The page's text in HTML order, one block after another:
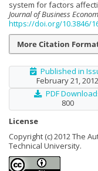
system for factors
Journal of Business
https://doi.org/10.3846/
More Citation
Published in
February 21, 2012
PDF
800
License
Copyright (c) 2012 The
Technical University.